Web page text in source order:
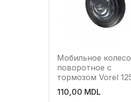
Мобильное колесо
поворотное с
тормозом Vorel 125 мм
100 кг
110,00 MDL